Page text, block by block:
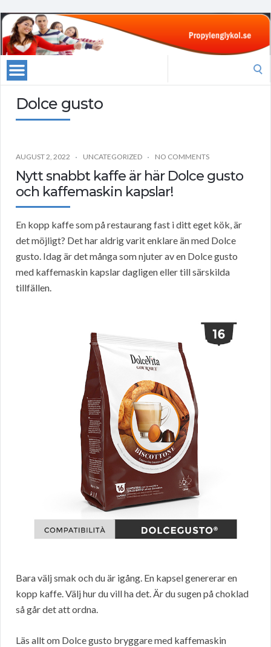
Dolce gusto
AUGUST 2, 2022 UNCATEGORIZED NO COMMENTS
Nytt snabbt kaffe är här Dolce gusto
och kaffemaskin kapslar!
En kopp kaffe som på restaurang fast i ditt eget kök, är
det möjligt? Det har aldrig varit enklare än med Dolce
gusto. Idag är det många som njuter av en Dolce gusto
med kaffemaskin kapslar dagligen eller till särskilda
tillfällen.
Bara välj smak och du är igång. En kapsel genererar en
kopp kaffe. Välj hur du vill ha det. Är du sugen på choklad
så går det att ordna.
Läs allt om Dolce gusto bryggare med kaffemaskin